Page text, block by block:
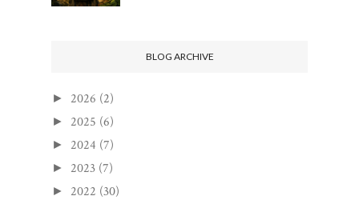
BLOG ARCHIVE
► 2026 (2)
► 2025 (6)
► 2024 (7)
► 2023 (7)
► 2022 (30)